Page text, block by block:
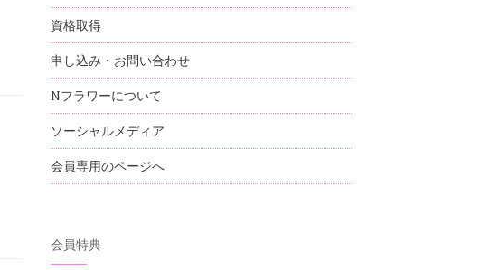
資格取得
申し込み・お問い合わせ
Nフラワーについて
ソーシャルメディア
会員専用のページへ
会員特典